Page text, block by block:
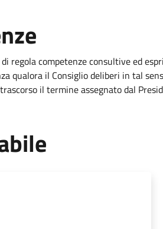
regola competenze consultive ed
qualora il Consiglio deliberi in tal
il termine assegnato dal